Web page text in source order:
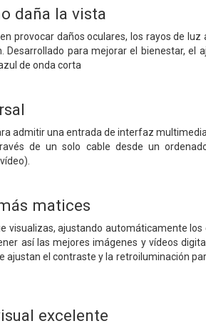
daña la vista
provocar daños oculares, los rayos de
para mejorar el bienestar, el
de onda corta
admitir una entrada de interfaz
de un solo cable desde un
matices
visualizas, ajustando automáticamente
así las mejores imágenes y vídeos
el contraste y la retroiluminación
excelente